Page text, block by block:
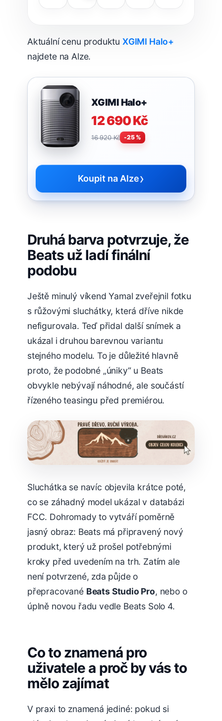
Aktuální cenu produktu XGIMI Halo+
najdete na Alze.
XGIMI Halo+
12 690 Kč
16 920 Kč -25 %
Koupit na Alze›
Druhá barva potvrzuje, že
Beats už ladí finální
podobu
Ještě minulý víkend Yamal zveřejnil fotku
s růžovými sluchátky, která dříve nikde
nefigurovala. Teď přidal další snímek a
ukázal i druhou barevnou variantu
stejného modelu. To je důležité hlavně
proto, že podobné „úniky“ u Beats
obvykle nebývají náhodné, ale součástí
řízeného teasingu před premiérou.
Sluchátka se navíc objevila krátce poté,
co se záhadný model ukázal v databázi
FCC. Dohromady to vytváří poměrně
jasný obraz: Beats má připravený nový
produkt, který už prošel potřebnými
kroky před uvedením na trh. Zatím ale
není potvrzené, zda půjde o
přepracované Beats Studio Pro, nebo o
úplně novou řadu vedle Beats Solo 4.
Co to znamená pro
uživatele a proč by vás to
mělo zajímat
V praxi to znamená jediné: pokud si